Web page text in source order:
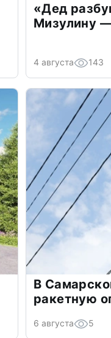
«Дед
Мизулину —
4 августа 143
В
ракетную
6 августа 5